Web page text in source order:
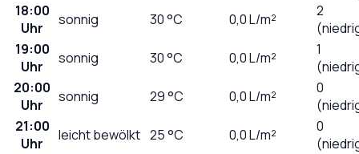
18:00
Uhr
sonnig 30°C 0,0L/m²
2
19:00
Uhr
sonnig 30°C 0,0L/m²
1
20:00
Uhr
sonnig 29°C 0,0L/m²
0
21:00
Uhr
leicht bewölkt 25°C 0,0L/m²
0